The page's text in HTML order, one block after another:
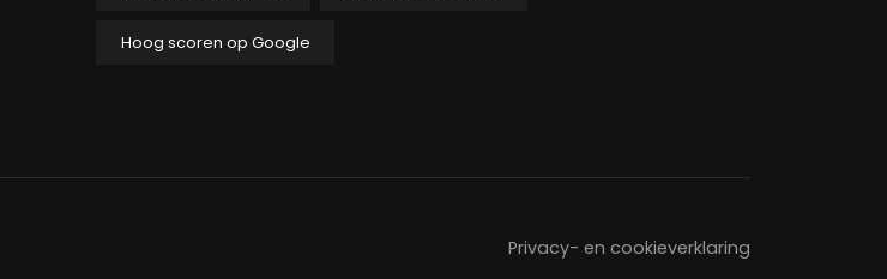
Hoog scoren op Google
Privacy- en cookieverklaring